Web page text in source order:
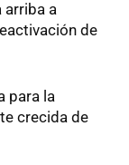
arriba a
de
para la
crecida de